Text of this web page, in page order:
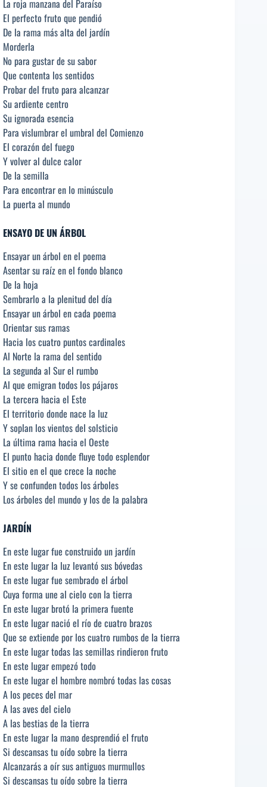
La roja manzana del Paraíso
El perfecto fruto que pendió
De la rama más alta del jardín
Morderla
No para gustar de su sabor
Que contenta los sentidos
Probar del fruto para alcanzar
Su ardiente centro
Su ignorada esencia
Para vislumbrar el umbral del Comienzo
El corazón del fuego
Y volver al dulce calor
De la semilla
Para encontrar en lo minúsculo
La puerta al mundo
ENSAYO DE UN ÁRBOL
Ensayar un árbol en el poema
Asentar su raíz en el fondo blanco
De la hoja
Sembrarlo a la plenitud del día
Ensayar un árbol en cada poema
Orientar sus ramas
Hacia los cuatro puntos cardinales
Al Norte la rama del sentido
La segunda al Sur el rumbo
Al que emigran todos los pájaros
La tercera hacia el Este
El territorio donde nace la luz
Y soplan los vientos del solsticio
La última rama hacia el Oeste
El punto hacia donde fluye todo esplendor
El sitio en el que crece la noche
Y se confunden todos los árboles
Los árboles del mundo y los de la palabra
JARDÍN
En este lugar fue construido un jardín
En este lugar la luz levantó sus bóvedas
En este lugar fue sembrado el árbol
Cuya forma une al cielo con la tierra
En este lugar brotó la primera fuente
En este lugar nació el río de cuatro brazos
Que se extiende por los cuatro rumbos de la tierra
En este lugar todas las semillas rindieron fruto
En este lugar empezó todo
En este lugar el hombre nombró todas las cosas
A los peces del mar
A las aves del cielo
A las bestias de la tierra
En este lugar la mano desprendió el fruto
Si descansas tu oído sobre la tierra
Alcanzarás a oír sus antiguos murmullos
Si descansas tu oído sobre la tierra